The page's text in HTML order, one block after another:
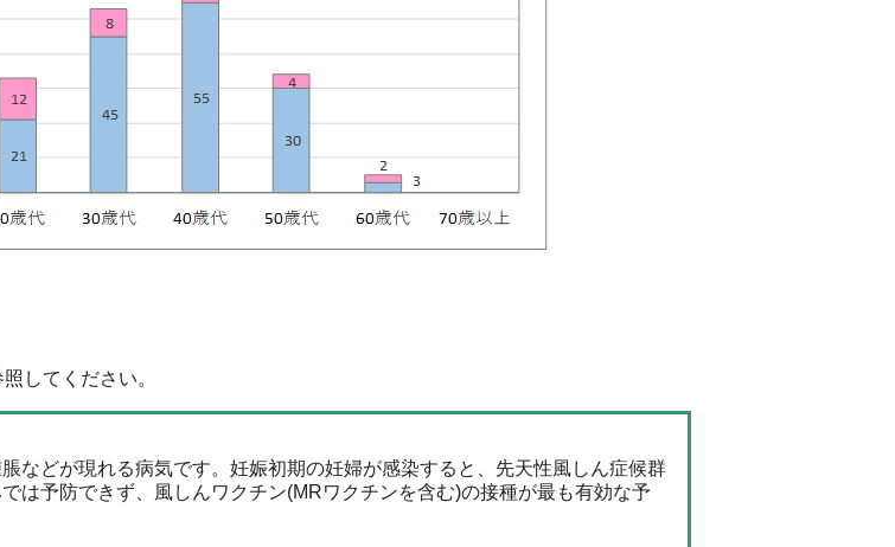
してください。
などが現れる病気です。妊娠初期の妊婦が感染すると、先天性風しん症候群
は予防できず、風しんワクチン(MRワクチンを含む)の接種が最も有効な予